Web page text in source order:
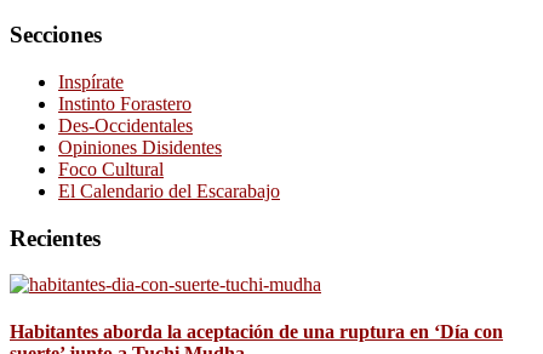
Secciones
Inspírate
Instinto Forastero
Des-Occidentales
Opiniones Disidentes
Foco Cultural
El Calendario del Escarabajo
Recientes
Habitantes aborda la aceptación de una ruptura en ‘Día con